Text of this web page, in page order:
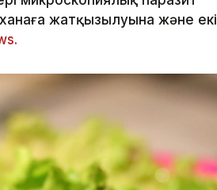
жатқызылуына және екі